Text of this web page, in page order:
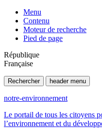
Menu
Contenu
Moteur de recherche
Pied de page
République
Française
Rechercher header menu
notre-environnement
Le portail de tous les citoyens
l’environnement et du